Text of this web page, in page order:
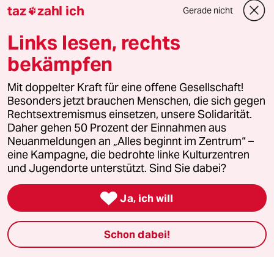
übernehmen und 1 % seines Brutto-gehaltes
einem bedürftigen Roma zur Verfügung stellen.
Sicher werde ich nun viele positive Antworten
erhalten.
T tommy
16.05.2013,12:45 Uhr
"Die Kinder widersprechen. Sie hätten die
Familienbilder nicht zurückerhalten."
Dann sollten die Kinder von Frau Lehmann die
Schule verklagen. Von dem taz-Artikel her ist
die Schließung der "Ausstellung" (war die von
Anfang an als Dauerausstellung gedacht oder
nicht?) schwer zu beurteilen, aber Leihgaben
taz zahl ich Gerade nicht
Links lesen, rechts
bekämpfen
Mit doppelter Kraft für eine offene Gesellschaft!
Besonders jetzt brauchen Menschen, die sich gegen
Rechtsextremismus einsetzen, unsere Solidarität.
Daher gehen 50 Prozent der Einnahmen aus
Neuanmeldungen an „Alles beginnt im Zentrum“ –
eine Kampagne, die bedrohte linke Kulturzentren
und Jugendorte unterstützt. Sind Sie dabei?
 Ja, ich will
Schon dabei!